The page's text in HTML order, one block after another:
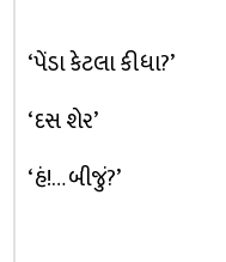
‘પેંડા કેટલા કીધા?’
‘દસ શેર’
‘હં!… બીજું?’